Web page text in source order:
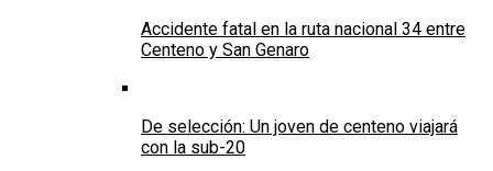
Accidente fatal en la ruta nacional 34 entre
Centeno y San Genaro
De selección: Un joven de centeno viajará
con la sub-20